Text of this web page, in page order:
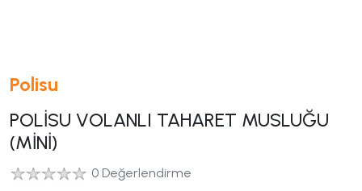
Polisu
POLİSU VOLANLI TAHARET MUSLUĞU
(MİNİ)
0 Değerlendirme